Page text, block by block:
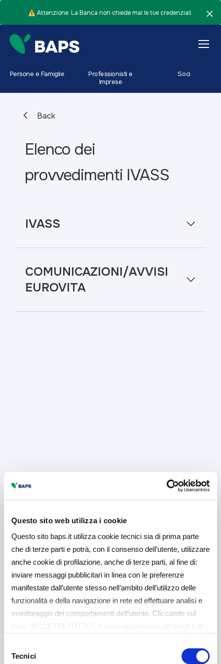
Questo sito web utilizza i cookie
Questo sito baps.it utilizza cookie tecnici sia di prima parte
che di terze parti e potrà, con il consenso dell’utente, utilizzare
anche cookie di profilazione, anche di terze parti, al fine di:
inviare messaggi pubblicitari in linea con le preferenze
manifestate dall’utente stesso nell’ambito dell’utilizzo delle
funzionalità e della navigazione in rete ed effettuare analisi e
monitoraggio dei comportamenti dell’utente. Cliccando sul
tasto “ACCETTA TUTTO”, l’utente acconsente all’uso di tutti i
analitici. Il consenso è facoltativo e può essere revocato in
delTecnici
⚠️ Attenzione: La Banca non chiede mai le tue credenziali.
Persone e Famiglie
Professionisti e
Imprese
Soci
Back
Elenco dei
provvedimenti IVASS
IVASS
COMUNICAZIONI/AVVISI
EUROVITA